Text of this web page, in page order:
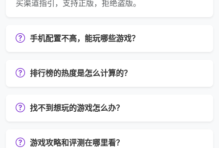
买渠道指引，支持正版，拒绝盗版。
手机配置不高，能玩哪些游戏？
排行榜的热度是怎么计算的？
找不到想玩的游戏怎么办？
游戏攻略和评测在哪里看？